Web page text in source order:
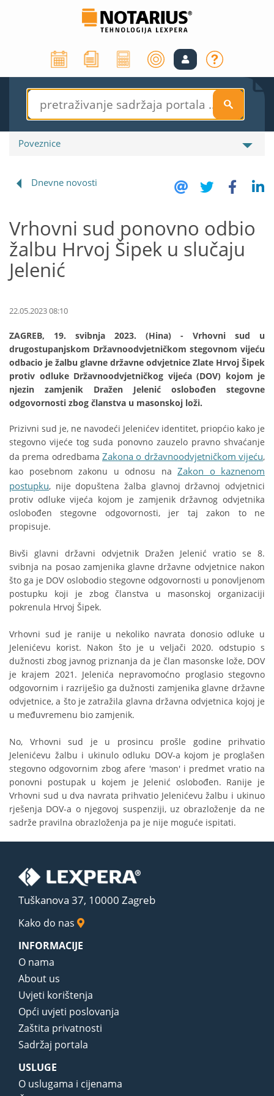
S
Poveznice
Dnevne novosti
Vrhovni sud ponovno odbio
žalbu Hrvoj Šipek u slučaju
Jelenić
22.05.2023 08:10
ZAGREB, 19. svibnja 2023. (Hina) - Vrhovni sud u
drugostupanjskom Državnoodvjetničkom stegovnom vijeću
odbacio je žalbu glavne državne odvjetnice Zlate Hrvoj Šipek
protiv odluke Državnoodvjetničkog vijeća (DOV) kojom je
njezin zamjenik Dražen Jelenić oslobođen stegovne
odgovornosti zbog članstva u masonskoj loži.
Prizivni sud je, ne navodeći Jelenićev identitet, priopćio kako je
stegovno vijeće tog suda ponovno zauzelo pravno shvaćanje
da prema odredbama Zakona o državnoodvjetničkom vijeću,
kao posebnom zakonu u odnosu na Zakon o kaznenom
postupku, nije dopuštena žalba glavnoj državnoj odvjetnici
protiv odluke vijeća kojom je zamjenik državnog odvjetnika
oslobođen stegovne odgovornosti, jer taj zakon to ne
propisuje.
Bivši glavni državni odvjetnik Dražen Jelenić vratio se 8.
svibnja na posao zamjenika glavne državne odvjetnice nakon
što ga je DOV oslobodio stegovne odgovornosti u ponovljenom
postupku koji je zbog članstva u masonskoj organizaciji
pokrenula Hrvoj Šipek.
Vrhovni sud je ranije u nekoliko navrata donosio odluke u
Jelenićevu korist. Nakon što je u veljači 2020. odstupio s
dužnosti zbog javnog priznanja da je član masonske lože, DOV
je krajem 2021. Jelenića nepravomoćno proglasio stegovno
odgovornim i razriješio ga dužnosti zamjenika glavne državne
odvjetnice, a što je zatražila glavna državna odvjetnica kojoj je
u međuvremenu bio zamjenik.
No, Vrhovni sud je u prosincu prošle godine prihvatio
Jelenićevu žalbu i ukinulo odluku DOV-a kojom je proglašen
stegovno odgovornim zbog afere 'mason' i predmet vratio na
ponovni postupak u kojem je Jelenić oslobođen. Ranije je
Vrhovni sud u dva navrata prihvatio Jelenićevu žalbu i ukinuo
rješenja DOV-a o njegovoj suspenziji, uz obrazloženje da ne
sadrže pravilna obrazloženja pa je nije moguće ispitati.
Tuškanova 37, 10000 Zagreb
Kako do nas
INFORMACIJE
O nama
About us
Uvjeti korištenja
Opći uvjeti poslovanja
Zaštita privatnosti
Sadržaj portala
USLUGE
O uslugama i cijenama